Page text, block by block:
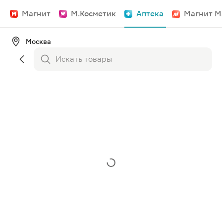
Магнит М.Косметик Аптека Магнит
Москва